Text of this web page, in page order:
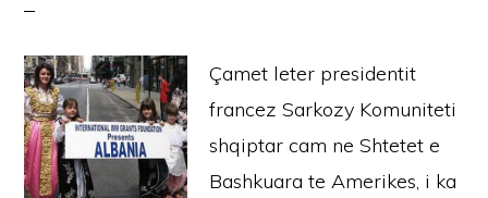
Çamet leter presidentit
francez Sarkozy Komuniteti
shqiptar cam ne Shtetet e
Bashkuara te Amerikes, i ka